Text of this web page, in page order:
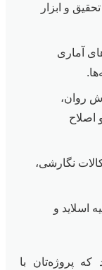
و ابزار
آماری
روان،
اصلاح
نگارشی،
اسلاید و
که پروژه‌تان با